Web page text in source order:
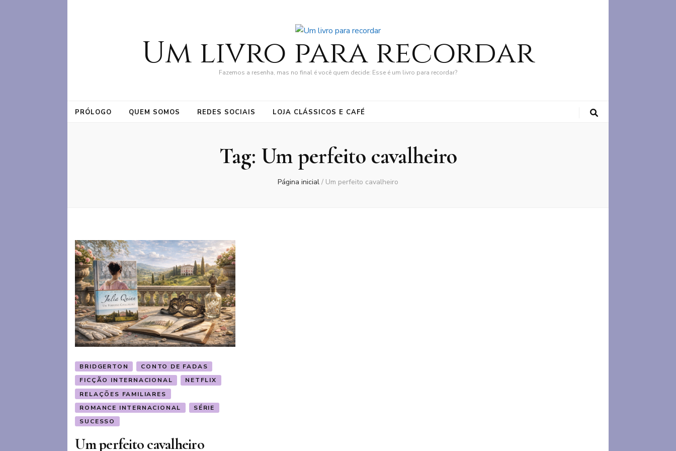
Um livro para recordar
Fazemos a resenha, mas no final é você quem decide: Esse é um livro para recordar?
PRÓLOGO QUEM SOMOS REDES SOCIAIS LOJA CLÁSSICOS E CAFÉ
Tag: Um perfeito cavalheiro
Página inicial / Um perfeito cavalheiro
BRIDGERTON
CONTO DE FADAS
FICÇÃO INTERNACIONAL
NETFLIX
RELAÇÕES FAMILIARES
ROMANCE INTERNACIONAL
SÉRIE
SUCESSO
Um perfeito cavalheiro